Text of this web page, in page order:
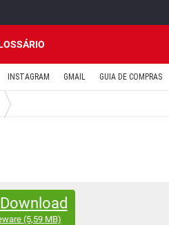
INSTAGRAM GMAIL GUIA DE COMPRAS
Download
(5,59 MB)